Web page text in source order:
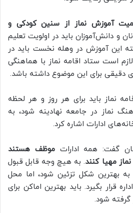
آموزش نماز از سنین کودکی و
و دانش‌آموزان باید در اولویت تعلیم
این آموزش در وهله نخست باید در
است ستاد اقامه نماز با هماهنگی
دقیقی برای این موضوع داشته باشد.
نماز باید برای هر روز و هر لحظه
نماز در جامعه نهادینه شود، به
ادارات اشاره کرد.
گفت: همه ادارات موظف هستند
مهیا کنند. به هیچ وجه قابل قبول
بهترین شکل تزئین شود، اما محل
قرار بگیرد. باید بهترین اماکن برای
گرفته شود.